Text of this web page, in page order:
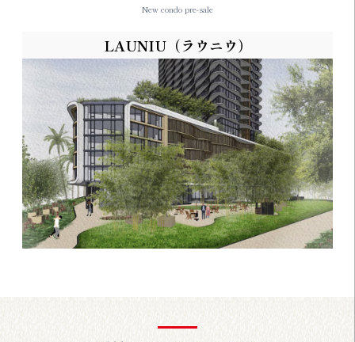
New condo pre-sale
LAUNIU（ラウニウ）